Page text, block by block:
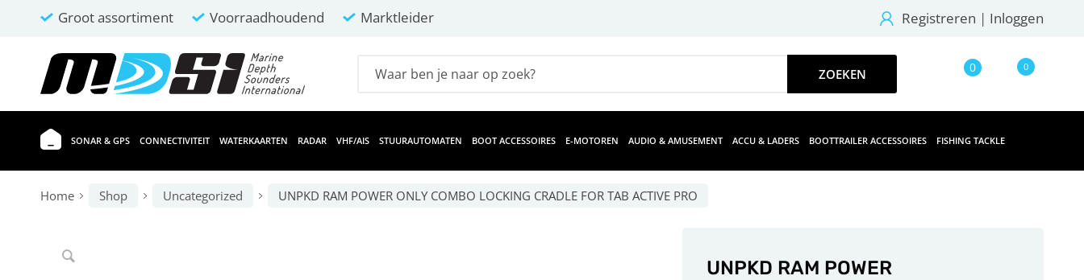
Groot assortiment Voorraadhoudend Marktleider Registreren | Inloggen
0 0
SONAR & GPS CONNECTIVITEIT WATERKAARTEN RADAR VHF/AIS STUURAUTOMATEN BOOT ACCESSOIRES E-MOTOREN AUDIO & AMUSEMENT ACCU & LADERS BOOTTRAILER ACCESSOIRES FISHING TACKLE
Home Shop Uncategorized UNPKD RAM POWER ONLY COMBO LOCKING CRADLE FOR TAB ACTIVE PRO
UNPKD RAM POWER